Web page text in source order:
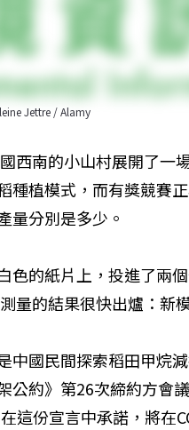
Jettre / Alamy
西南的小山村展開了一
種植模式，而有獎競
量分別是多少。
色的紙片上，投進了兩
量的結果很快出爐：新
中國民間探索稻田甲烷
公約》第26次締約方會
這份宣言中承諾，將在